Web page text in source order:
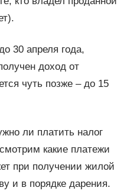
30 апреля года,
доход от
чуть позже – до 15
ли платить налог
какие платежи
при получении жилой
и в порядке дарения.